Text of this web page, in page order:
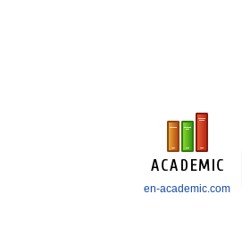
en-academic.com